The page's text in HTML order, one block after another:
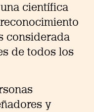
científica
considerada
de todos los
y